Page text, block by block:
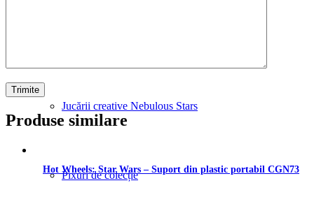
Jucării creative Nebulous Stars
Pixuri de colecție
Produse similare
Hot Wheels: Star Wars – Suport din plastic portabil CGN73